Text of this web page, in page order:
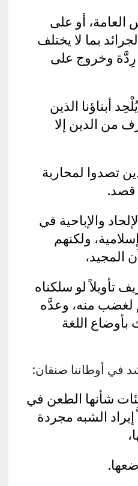
أو على
بما لا يختلف
رِدَّة وخروج على
أبناؤنا الذين
من الدين إلا
تصدوا لمحاربة
قصد.
والإباحية في
ولكنهم
المجيد،
تأويلاً لو سلكناه
لغضب منه، وعدَّه
بأوضاع اللغة
في أوطاننا صنفان:
شأنها الطعن في
إيراد الشبه مجردة